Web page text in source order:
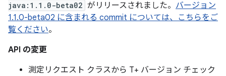
java:1.1.0-beta02 がリリースされました。 バージョン
1.1.0-beta02 に含まれる commit については、こちらをご
覧ください。
API の変更
測定リクエスト クラスから T+ バージョン チェック